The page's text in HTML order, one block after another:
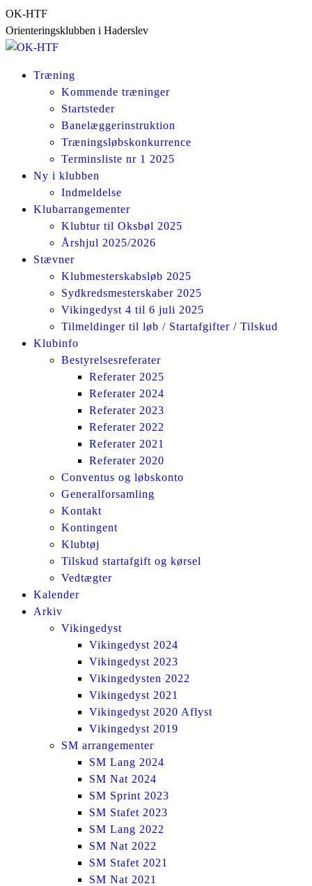
Skip
to
content
OK-HTF
Orienteringsklubben i Haderslev
Træning
Kommende træninger
Startsteder
Banelæggerinstruktion
Træningsløbskonkurrence
Terminsliste nr 1 2025
Ny i klubben
Indmeldelse
Klubarrangementer
Klubtur til Oksbøl 2025
Årshjul 2025/2026
Stævner
Klubmesterskabsløb 2025
Sydkredsmesterskaber 2025
Vikingedyst 4 til 6 juli 2025
Tilmeldinger til løb / Startafgifter / Tilskud
Klubinfo
Bestyrelsesreferater
Referater 2025
Referater 2024
Referater 2023
Referater 2022
Referater 2021
Referater 2020
Conventus og løbskonto
Generalforsamling
Kontakt
Kontingent
Klubtøj
Tilskud startafgift og kørsel
Vedtægter
Kalender
Arkiv
Vikingedyst
Vikingedyst 2024
Vikingedyst 2023
Vikingedysten 2022
Vikingedyst 2021
Vikingedyst 2020 Aflyst
Vikingedyst 2019
SM arrangementer
SM Lang 2024
SM Nat 2024
SM Sprint 2023
SM Stafet 2023
SM Lang 2022
SM Nat 2022
SM Stafet 2021
SM Nat 2021